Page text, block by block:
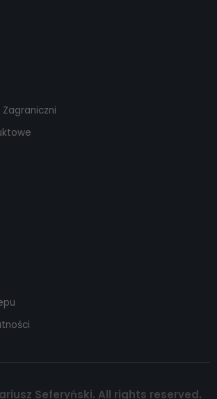
Seferyński. All rights reserved.